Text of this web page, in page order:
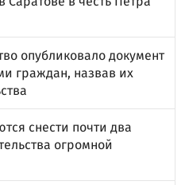
опубликовало документ
граждан, назвав их
снести почти два
огромной